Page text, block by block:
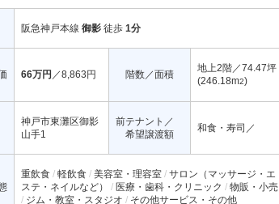
阪急神戸本線 御影 徒歩 1分
66万円 ／8,863円 階数／面積
地上2階／74.47坪
(246.18m2)
神戸市東灘区御影
山手1
前テナント／
希望譲渡額
和食・寿司／
重飲食 軽飲食 美容室・理容室
サロン（マッサージ・エ
ステ・ネイルなど）
医療・歯科・クリニック
物販・小売
ジム・教室・スタジオ
その他サービス・その他